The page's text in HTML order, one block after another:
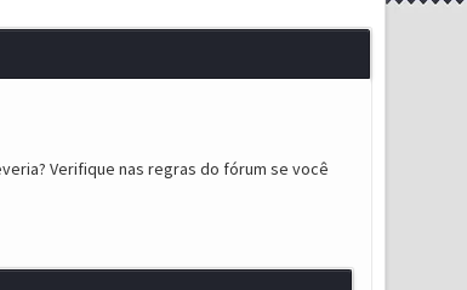
Verifique nas regras do fórum se você